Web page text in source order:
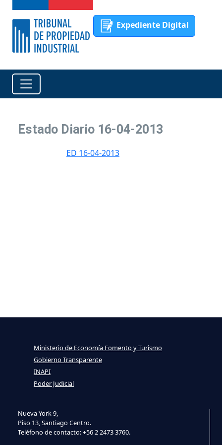
Expediente Digital
Estado Diario 16-04-2013
ED 16-04-2013
Nueva York 9,
Piso 13, Santiago Centro.
Teléfono de contacto: +56 2 2473 3760.
Ministerio de Economía Fomento y Turismo
Gobierno Transparente
INAPI
Poder Judicial